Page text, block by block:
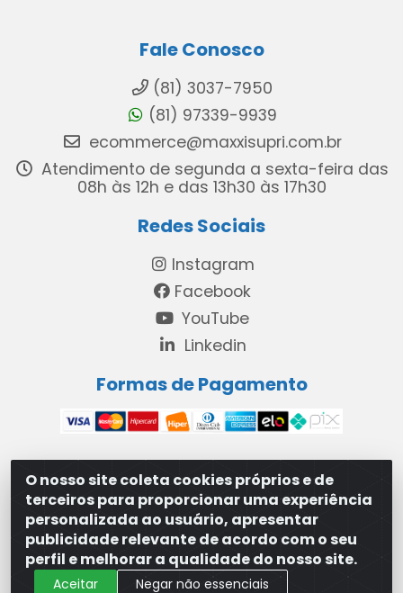
O nosso site coleta cookies próprios e de
terceiros para proporcionar uma experiência
personalizada ao usuário, apresentar
publicidade relevante de acordo com o seu
perfil e melhorar a qualidade do nosso site.
Aceitar Negar não essenciais
Fale Conosco
(81) 3037-7950
(81) 97339-9939
ecommerce@maxxisupri.com.br
Atendimento de segunda a sexta-feira das
08h às 12h e das 13h30 às 17h30
Redes Sociais
Instagram
Facebook
YouTube
Linkedin
Formas de Pagamento
MAXXISUPRI COMÉRCIO DE SANEANTES LTDA - Avenida
Antônio Cabral de Souza, 2872 - Maranguape II -
Paulista/PE - CEP 53.421-420 - 31.329.180/0001-83